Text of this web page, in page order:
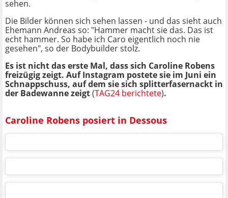
sehen.
Die Bilder können sich sehen lassen - und das sieht auch
Ehemann Andreas so: "Hammer macht sie das. Das ist
echt hammer. So habe ich Caro eigentlich noch nie
gesehen", so der Bodybuilder stolz.
Es ist nicht das erste Mal, dass sich Caroline Robens
freizügig zeigt. Auf Instagram postete sie im Juni ein
Schnappschuss, auf dem sie sich splitterfasernackt in
der Badewanne zeigt(TAG24 berichtete).
Caroline Robens posiert in Dessous